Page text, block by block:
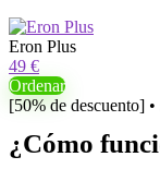
Eron Plus
49 €
Ordenar
[50% de descuento]
¿Cómo